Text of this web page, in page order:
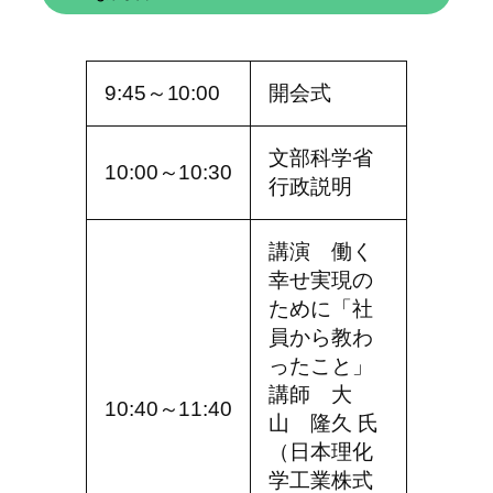
9:45～10:00 開会式
10:00～10:30
文部科学省
行政説明
10:40～11:40
講演 働く
幸せ実現の
ために「社
員から教わ
ったこと」
講師 大
山 隆久 氏
（日本理化
学工業株式